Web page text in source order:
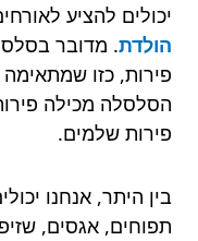
יכולים להציע
הולדת. מדובר
פירות, כזו
הסלסלה מכילה
פירות שלמים.
בין היתר, אנחנו
תפוחים, אגסים,